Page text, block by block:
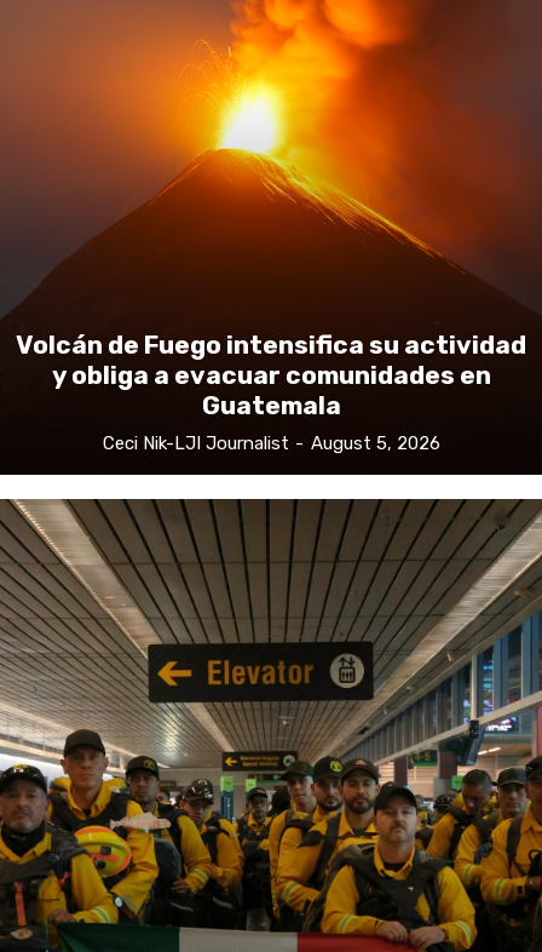
Volcán de Fuego intensifica su actividad
y obliga a evacuar comunidades en
Guatemala
Ceci Nik-LJI Journalist - August 5, 2026